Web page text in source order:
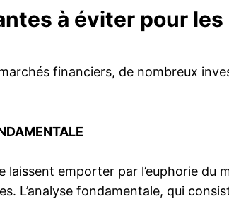
à éviter pour
financiers, de nombreux
laissent emporter par l’euphorie
L’analyse fondamentale, qui